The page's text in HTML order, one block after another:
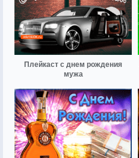
Плейкаст с днем рождения
мужа